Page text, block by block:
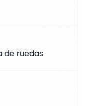
de ruedas